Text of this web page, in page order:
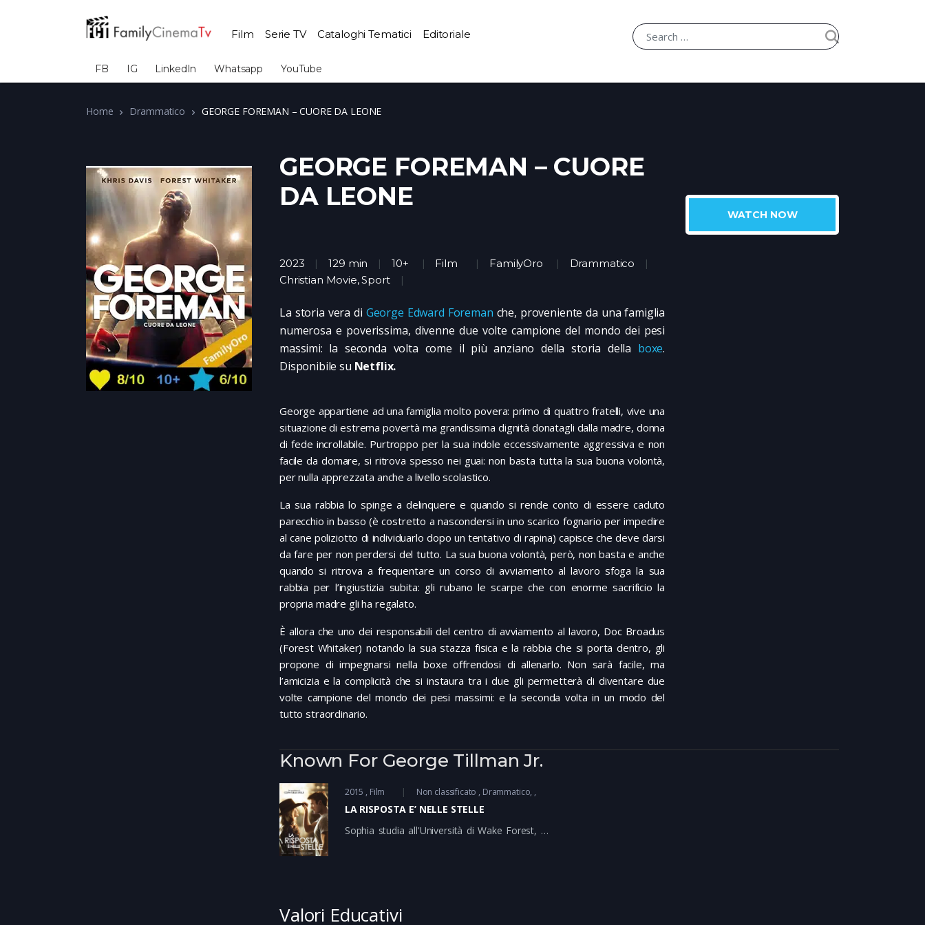
Film Serie TV Cataloghi Tematici Editoriale
FB IG LinkedIn Whatsapp YouTube
Home Drammatico GEORGE FOREMAN – CUORE DA LEONE
WATCH NOW
GEORGE FOREMAN – CUORE
DA LEONE
2023 129 min 10+ Film FamilyOro
Drammatico
Christian Movie, Sport
La storia vera di George Edward Foreman che, proveniente da una famiglia
numerosa e poverissima, divenne due volte campione del mondo dei pesi
massimi: la seconda volta come il più anziano della storia della boxe.
Disponibile su Netflix.
George appartiene ad una famiglia molto povera: primo di quattro fratelli, vive una
situazione di estrema povertà ma grandissima dignità donatagli dalla madre, donna
di fede incrollabile. Purtroppo per la sua indole eccessivamente aggressiva e non
facile da domare, si ritrova spesso nei guai: non basta tutta la sua buona volontà,
per nulla apprezzata anche a livello scolastico.
La sua rabbia lo spinge a delinquere e quando si rende conto di essere caduto
parecchio in basso (è costretto a nascondersi in uno scarico fognario per impedire
al cane poliziotto di individuarlo dopo un tentativo di rapina) capisce che deve darsi
da fare per non perdersi del tutto. La sua buona volontà, però, non basta e anche
quando si ritrova a frequentare un corso di avviamento al lavoro sfoga la sua
rabbia per l’ingiustizia subita: gli rubano le scarpe che con enorme sacrificio la
propria madre gli ha regalato.
È allora che uno dei responsabili del centro di avviamento al lavoro, Doc Broadus
(Forest Whitaker) notando la sua stazza fisica e la rabbia che si porta dentro, gli
propone di impegnarsi nella boxe offrendosi di allenarlo. Non sarà facile, ma
l’amicizia e la complicità che si instaura tra i due gli permetterà di diventare due
volte campione del mondo dei pesi massimi: e la seconda volta in un modo del
tutto straordinario.
Known For George Tillman Jr.
2015 Film Non classificato Drammatico
LA RISPOSTA E’ NELLE STELLE
Sophia studia all'Università di Wake Forest, nel
su tori. Sophia viene convolta con poca
Valori Educativi